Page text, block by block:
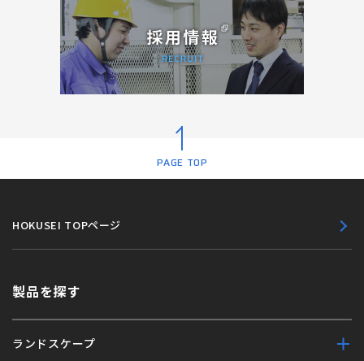
PAGE TOP
HOKUSEI TOPページ
製品を探す
ランドスケープ